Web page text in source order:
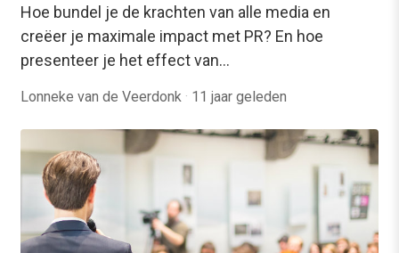
Hoe bundel je de krachten van alle media en
creëer je maximale impact met PR? En hoe
presenteer je het effect van…
Lonneke van de Veerdonk · 11 jaar geleden